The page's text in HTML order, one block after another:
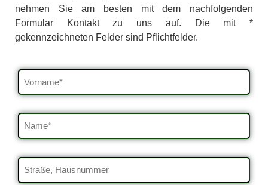
nehmen Sie am besten mit dem nachfolgenden
Formular Kontakt zu uns auf. Die mit *
gekennzeichneten Felder sind Pflichtfelder.